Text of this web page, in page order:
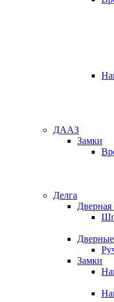
ДААЗ
Замки
Делга
Замки